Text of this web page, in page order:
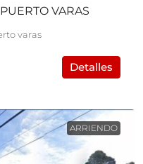
VARAS
varas
Detalles
ARRIENDO